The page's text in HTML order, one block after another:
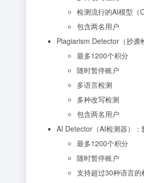
检测流行的AI模型（
包含两名用户
Plagiarism Detector（抄袭
最多1200个积分
随时暂停账户
多语言检测
多种改写检测
包含两名用户
AI Detector（AI检测器）：
最多1200个积分
随时暂停账户
支持超过30种语言的